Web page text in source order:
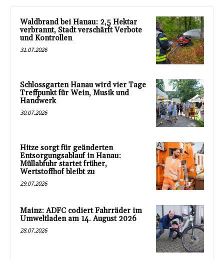
Waldbrand bei Hanau: 2,5 Hektar
verbrannt, Stadt verschärft Verbote
und Kontrollen
31.07.2026
Schlossgarten Hanau wird vier Tage
Treffpunkt für Wein, Musik und
Handwerk
30.07.2026
Hitze sorgt für geänderten
Entsorgungsablauf in Hanau:
Müllabfuhr startet früher,
Wertstoffhof bleibt zu
29.07.2026
Mainz: ADFC codiert Fahrräder im
Umweltladen am 14. August 2026
28.07.2026